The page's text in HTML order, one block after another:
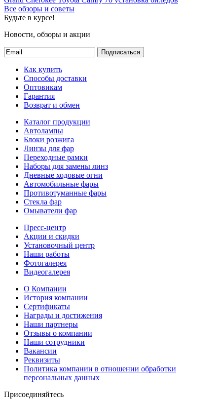
Все обзоры и советы
Будьте в курсе!
Новости, обзоры и акции
Подписаться
Как купить
Способы доставки
Оптовикам
Гарантия
Возврат и обмен
Каталог продукции
Автолампы
Блоки розжига
Линзы для фар
Переходные рамки
Наборы для замены линз
Дневные ходовые огни
Автомобильные фары
Противотуманные фары
Стекла фар
Омыватели фар
Пресс-центр
Акции и скидки
Установочный центр
Наши работы
Фотогалерея
Видеогалерея
О Компании
История компании
Сертификаты
Награды и достижения
Наши партнеры
Отзывы о компании
Наши сотрудники
Вакансии
Реквизиты
Политика компании в отношении обработки
персональных данных
Присоединяйтесь